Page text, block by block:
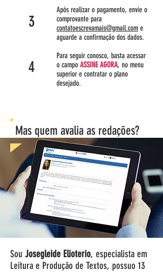
Para seguir conosco, basta acessar
o campo ASSINE AGORA, no menu
superior e contratar o plano
desejado.
Após realizar o pagamento, envie o
comprovante para
contatoescrevamais@gmail.com e
aguarde a confirmação dos dados.
Sou Josegleide Elioterio, especialista em
Leitura e Produção de Textos, possuo 13
Mas quem avalia as redações?
3
4